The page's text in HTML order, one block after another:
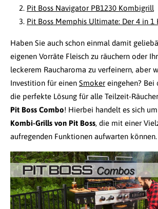
Pit Boss Navigator PB1230 Kombigrill
Pit Boss Memphis Ultimate: Der 4 in 1
Haben Sie auch schon einmal damit
eigenen Vorräte Fleisch zu räuchern oder
leckerem Raucharoma zu verfeinern, aber
Investition für einen Smoker eingehen? Bei
die perfekte Lösung für alle Teilzeit-
Pit Boss Combo! Hierbei handelt es sich
Kombi-Grills von Pit Boss, die mit einer
aufregenden Funktionen aufwarten können.